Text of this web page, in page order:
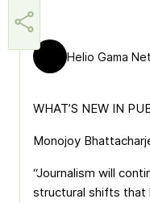
Helio Gama
WHAT’S NEW IN
Monojoy
“Journalism will
structural shifts that